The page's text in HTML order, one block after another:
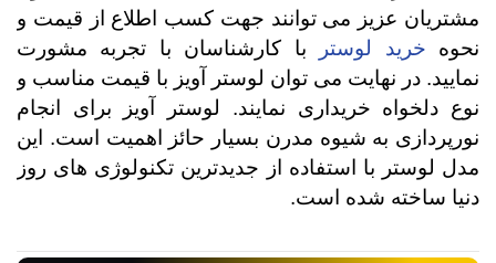
مشتریان عزیز می توانند جهت کسب اطلاع از قیمت و
نحوه خرید لوستر
با کارشناسان با تجربه مشورت
نمایید. در نهایت می توان لوستر آویز با قیمت مناسب و
نوع دلخواه خریداری نمایند. لوستر آویز برای انجام
نورپردازی به شیوه مدرن بسیار حائز اهمیت است. این
مدل لوستر با استفاده از جدیدترین تکنولوژی های روز
دنیا ساخته شده است.